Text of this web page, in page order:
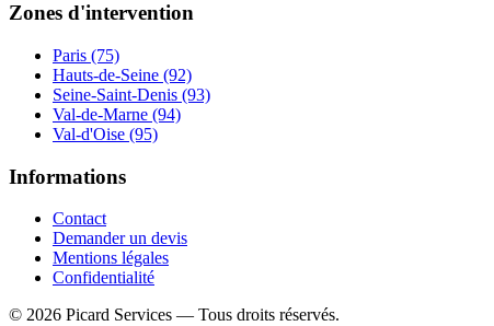
Zones d'intervention
Paris (75)
Hauts-de-Seine (92)
Seine-Saint-Denis (93)
Val-de-Marne (94)
Val-d'Oise (95)
Informations
Contact
Demander un devis
Mentions légales
Confidentialité
© 2026 Picard Services — Tous droits réservés.